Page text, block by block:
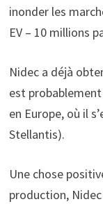
inonder les
EV – 10 millions
Nidec a déjà
est
en Europe, où il
Stellantis).
Une chose
production,